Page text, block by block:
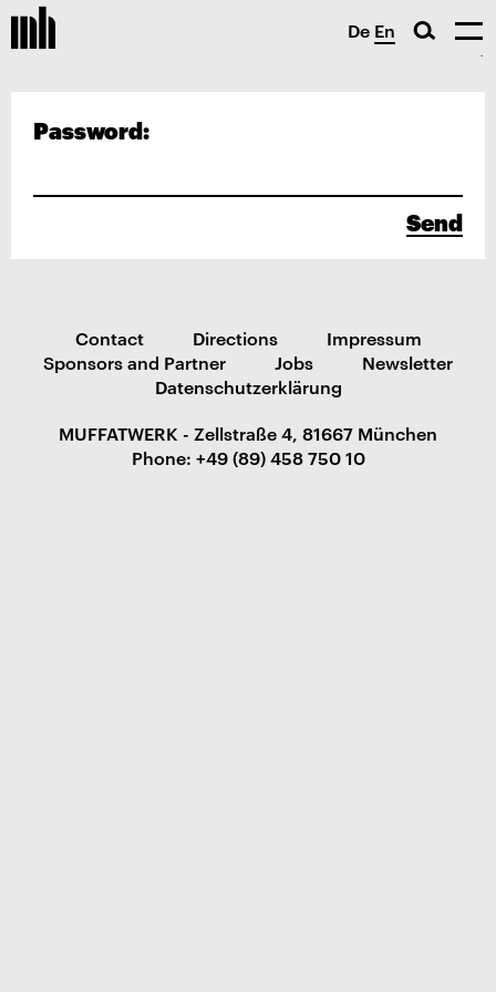
De En
Password:
Send
Contact Directions
Impressum
Sponsors and Partner
Jobs
Newsletter
Datenschutzerklärung
MUFFATWERK - Zellstraße 4, 81667 München
Phone: +49 (89) 458 750 10